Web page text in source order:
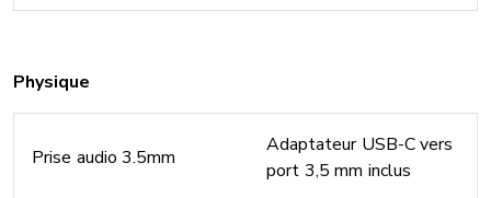
Physique
Prise audio 3.5mm
Adaptateur USB-C vers
port 3,5 mm inclus